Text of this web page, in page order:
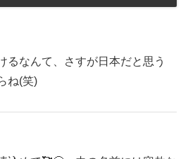
るなんて、さすが日本だと思う
ね(笑)